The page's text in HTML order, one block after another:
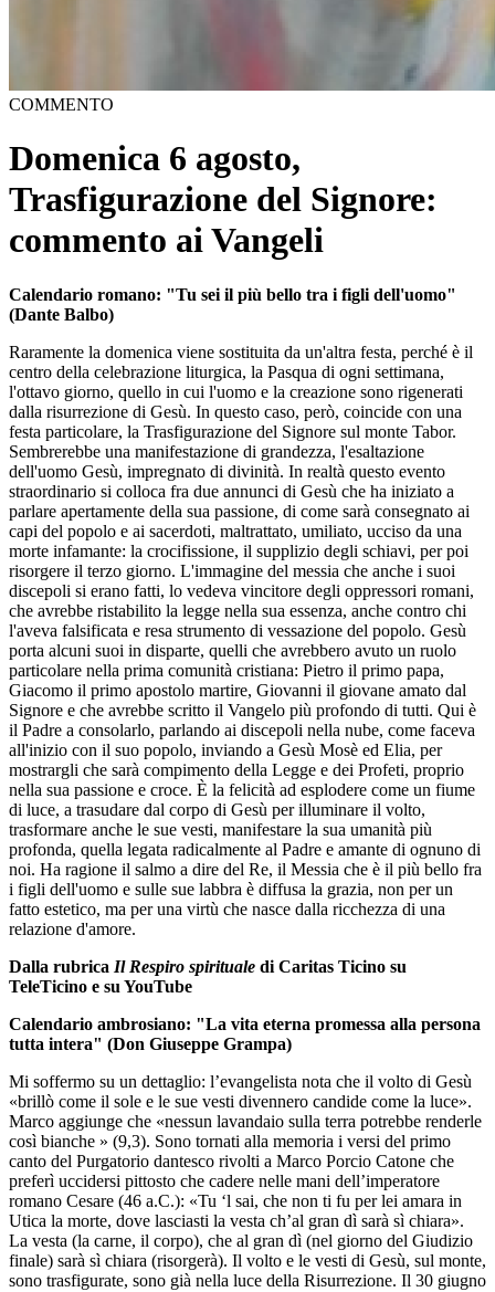
COMMENTO
Domenica 6 agosto,
Trasfigurazione del Signore:
commento ai Vangeli
Calendario romano: "Tu sei il più bello tra i figli dell'uomo"
(Dante Balbo)
Raramente la domenica viene sostituita da un'altra festa, perché è il
centro della celebrazione liturgica, la Pasqua di ogni settimana,
l'ottavo giorno, quello in cui l'uomo e la creazione sono rigenerati
dalla risurrezione di Gesù. In questo caso, però, coincide con una
festa particolare, la Trasfigurazione del Signore sul monte Tabor.
Sembrerebbe una manifestazione di grandezza, l'esaltazione
dell'uomo Gesù, impregnato di divinità. In realtà questo evento
straordinario si colloca fra due annunci di Gesù che ha iniziato a
parlare apertamente della sua passione, di come sarà consegnato ai
capi del popolo e ai sacerdoti, maltrattato, umiliato, ucciso da una
morte infamante: la crocifissione, il supplizio degli schiavi, per poi
risorgere il terzo giorno. L'immagine del messia che anche i suoi
discepoli si erano fatti, lo vedeva vincitore degli oppressori romani,
che avrebbe ristabilito la legge nella sua essenza, anche contro chi
l'aveva falsificata e resa strumento di vessazione del popolo. Gesù
porta alcuni suoi in disparte, quelli che avrebbero avuto un ruolo
particolare nella prima comunità cristiana: Pietro il primo papa,
Giacomo il primo apostolo martire, Giovanni il giovane amato dal
Signore e che avrebbe scritto il Vangelo più profondo di tutti. Qui è
il Padre a consolarlo, parlando ai discepoli nella nube, come faceva
all'inizio con il suo popolo, inviando a Gesù Mosè ed Elia, per
mostrargli che sarà compimento della Legge e dei Profeti, proprio
nella sua passione e croce. È la felicità ad esplodere come un fiume
di luce, a trasudare dal corpo di Gesù per illuminare il volto,
trasformare anche le sue vesti, manifestare la sua umanità più
profonda, quella legata radicalmente al Padre e amante di ognuno di
noi. Ha ragione il salmo a dire del Re, il Messia che è il più bello fra
i figli dell'uomo e sulle sue labbra è diffusa la grazia, non per un
fatto estetico, ma per una virtù che nasce dalla ricchezza di una
relazione d'amore.
Dalla rubrica Il Respiro spirituale di Caritas Ticino su
TeleTicino e su YouTube
Calendario ambrosiano: "La vita eterna promessa alla persona
tutta intera" (Don Giuseppe Grampa)
Mi soffermo su un dettaglio: l’evangelista nota che il volto di Gesù
«brillò come il sole e le sue vesti divennero candide come la luce».
Marco aggiunge che «nessun lavandaio sulla terra potrebbe renderle
così bianche » (9,3). Sono tornati alla memoria i versi del primo
canto del Purgatorio dantesco rivolti a Marco Porcio Catone che
preferì uccidersi pittosto che cadere nelle mani dell’imperatore
romano Cesare (46 a.C.): «Tu ‘l sai, che non ti fu per lei amara in
Utica la morte, dove lasciasti la vesta ch’al gran dì sarà sì chiara».
La vesta (la carne, il corpo), che al gran dì (nel giorno del Giudizio
finale) sarà sì chiara (risorgerà). Il volto e le vesti di Gesù, sul monte,
sono trasfigurate, sono già nella luce della Risurrezione. Il 30 giugno